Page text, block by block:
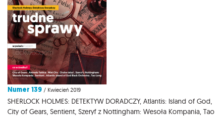
Numer 139 / Kwiecień 2019
SHERLOCK HOLMES: DETEKTYW DORADCZY, Atlantis: Island of God,
City of Gears, Sentient, Szeryf z Nottingham: Wesoła Kompania, Tao